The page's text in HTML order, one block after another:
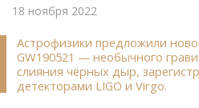
18 ноября 2022
Астрофизики предложили
GW190521 — необычного
слияния чёрных дыр,
детекторами LIGO и Virgo.